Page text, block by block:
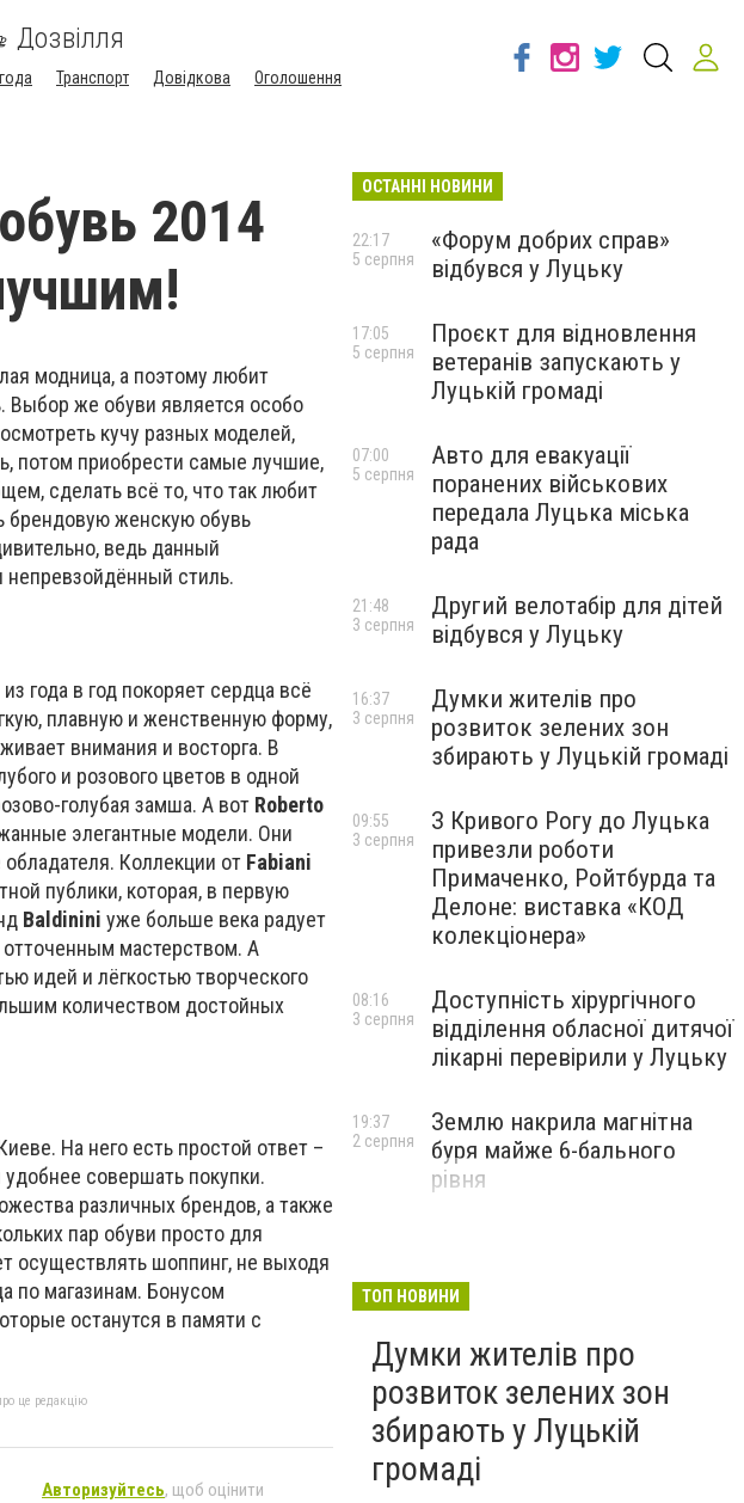
Дозвілля
Транспорт Довідкова Оголошення
2014
модница, а поэтому любит
Выбор же обуви является особо
кучу разных моделей,
потом приобрести самые лучшие,
сделать всё то, что так любит
брендовую женскую обувь
ведь данный
непревзойдённый стиль.
года в год покоряет сердца всё
плавную и женственную форму,
внимания и восторга. В
и розового цветов в одной
голубая замша. А вот Roberto
элегантные модели. Они
Коллекции от Fabiani
публики, которая, в первую
Baldinini уже больше века радует
мастерством. А
идей и лёгкостью творческого
количеством достойных
На него есть простой ответ –
совершать покупки.
различных брендов, а также
пар обуви просто для
осуществлять шоппинг, не выходя
по магазинам. Бонусом
останутся в памяти с
це редакцію
Авторизуйтесь, щоб оцінити
ОСТАННІ НОВИНИ
«Форум добрих справ»
відбувся у Луцьку
22:17
5 серпня
Проєкт для відновлення
ветеранів запускають у
Луцькій громаді
17:05
5 серпня
Авто для евакуації
поранених військових
передала Луцька міська
рада
07:00
5 серпня
Другий велотабір для дітей
відбувся у Луцьку
21:48
3 серпня
Думки жителів про
розвиток зелених зон
збирають у Луцькій громаді
16:37
3 серпня
З Кривого Рогу до Луцька
привезли роботи
Примаченко, Ройтбурда та
Делоне: виставка «КОД
колекціонера»
09:55
3 серпня
Доступність хірургічного
відділення обласної дитячої
лікарні перевірили у Луцьку
08:16
3 серпня
Землю накрила магнітна
буря майже 6-бального
рівня
19:37
2 серпня
ТОП НОВИНИ
Думки жителів про
розвиток зелених зон
збирають у Луцькій
громаді